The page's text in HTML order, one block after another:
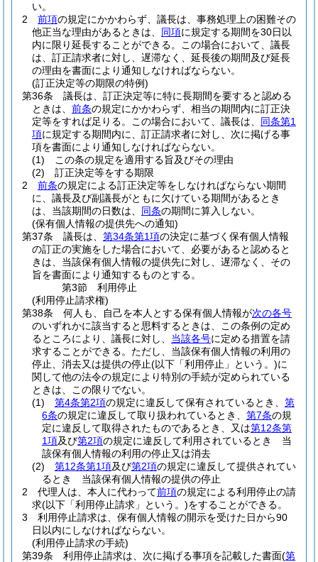
い。
2
前項の規定にかかわらず、議長は、事務処理上の困難その
他正当な理由があるときは、 同項に規定する期間を30日以
内に限り延長することができる。
この場合において、議長
は、訂正請求者に対し、遅滞なく、延長後の期間及び延長
の理由を書面により通知しなければならない。
(訂正決定等の期限の特例)
第36条
議長は、訂正決定等に特に長期間を要すると認める
ときは、 前条の規定にかかわらず、相当の期間内に訂正決
定等をすれば足りる。
この場合において、議長は、 同条第1
項に規定する期間内に、訂正請求者に対し、次に掲げる事
項を書面により通知しなければならない。
(1)
この条の規定を適用する旨及びその理由
(2)
訂正決定等をする期限
2
前条の規定による訂正決定等をしなければならない期間
に、議長及び副議長がともに欠けている期間があるとき
は、当該期間の日数は、 同条の期間に算入しない。
(保有個人情報の提供先への通知)
第37条
議長は、 第34条第1項の決定に基づく保有個人情報
の訂正の実施をした場合において、必要があると認めると
きは、当該保有個人情報の提供先に対し、遅滞なく、その
旨を書面により通知するものとする。
第3節
利用停止
(利用停止請求権)
第38条
何人も、自己を本人とする保有個人情報が次の各号
のいずれかに該当すると思料するときは、この条例の定め
るところにより、議長に対し、 当該各号に定める措置を請
求することができる。 ただし、当該保有個人情報の利用の
停止、消去又は提供の停止(以下「利用停止」という。)に
関して他の法令の規定により特別の手続が定められている
ときは、この限りでない。
(1)
第4条第2項の規定に違反して保有されているとき、 第
6条の規定に違反して取り扱われているとき、 第7条の規
定に違反して取得されたものであるとき、又は第12条第
1項及び第2項の規定に違反して利用されているとき 当
該保有個人情報の利用の停止又は消去
(2)
第12条第1項及び第2項の規定に違反して提供されてい
るとき 当該保有個人情報の提供の停止
2
代理人は、本人に代わって前項の規定による利用停止の請
求(以下「利用停止請求」という。)をすることができる。
3
利用停止請求は、保有個人情報の開示を受けた日から90
日以内にしなければならない。
(利用停止請求の手続)
第39条
利用停止請求は、次に掲げる事項を記載した書面(第